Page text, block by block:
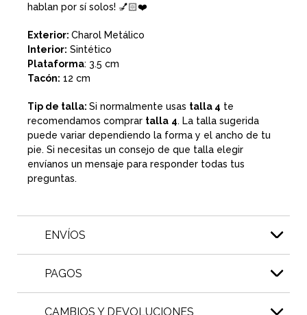
hablan por sí solos! 💅🏻❤️
Exterior: Charol Metálico
Interior: Sintético
Plataforma: 3.5 cm
Tacón: 12 cm
Tip de talla: Si normalmente usas talla 4 te
recomendamos comprar talla 4. La talla sugerida
puede variar dependiendo la forma y el ancho de tu
pie. Si necesitas un consejo de que talla elegir
envíanos un mensaje para responder todas tus
preguntas.
ENVÍOS
PAGOS
CAMBIOS Y DEVOLUCIONES